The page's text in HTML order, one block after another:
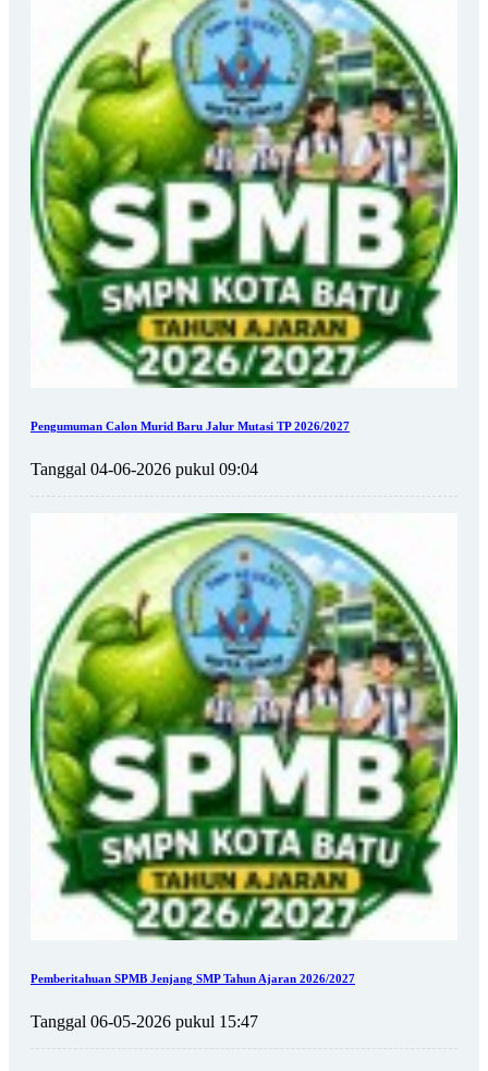
Pengumuman Calon Murid Baru Jalur Mutasi TP 2026/2027
Tanggal 04-06-2026 pukul 09:04
Pemberitahuan SPMB Jenjang SMP Tahun Ajaran 2026/2027
Tanggal 06-05-2026 pukul 15:47